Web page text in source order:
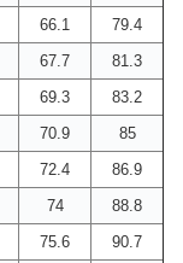
66.1
79.4
67.7
81.3
69.3
83.2
70.9
85
72.4
86.9
74
88.8
75.6
90.7